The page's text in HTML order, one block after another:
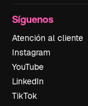
Síguenos
Atención al cliente
Instagram
YouTube
LinkedIn
TikTok